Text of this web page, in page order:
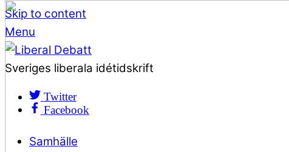
Skip to content
Menu
Sveriges liberala idétidskrift
Twitter
Facebook
Samhälle